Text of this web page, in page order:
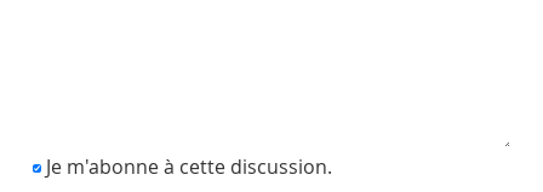
Je m'abonne à cette discussion.